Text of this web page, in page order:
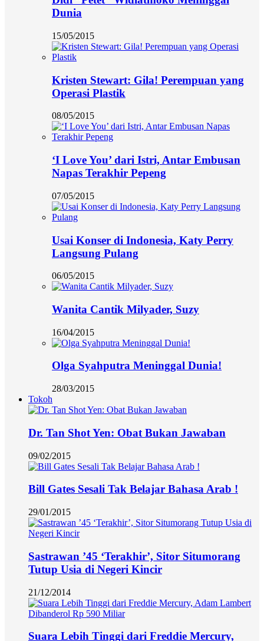
Dunia
15/05/2015
Kristen Stewart: Gila! Perempuan yang
Operasi Plastik
08/05/2015
‘I Love You’ dari Istri, Antar Embusan
Napas Terakhir Pepeng
07/05/2015
Usai Konser di Indonesia, Katy Perry
Langsung Pulang
06/05/2015
Wanita Cantik Milyader, Suzy
16/04/2015
Olga Syahputra Meninggal Dunia!
28/03/2015
Tokoh
Dr. Tan Shot Yen: Obat Bukan Jawaban
09/02/2015
Bill Gates Sesali Tak Belajar Bahasa Arab !
29/01/2015
Sastrawan ’45 ‘Terakhir’, Sitor Situmorang
Tutup Usia di Negeri Kincir
21/12/2014
Suara Lebih Tinggi dari Freddie Mercury,